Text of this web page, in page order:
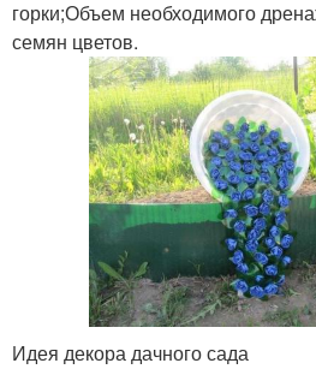
горки;Объем необходимого
семян цветов.
Идея декора дачного сада